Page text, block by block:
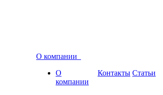
О компании
О
компании
Контакты Статьи